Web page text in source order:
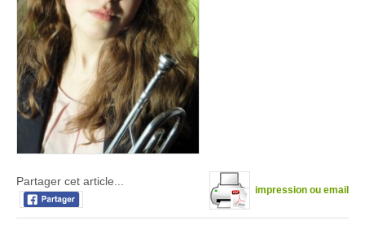
impression ou email
Partager cet article...